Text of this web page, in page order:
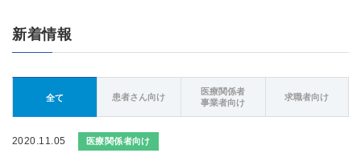
新着情報
全て 患者さん向け
医療関係者
事業者向け
求職者向け
2020.11.05 医療関係者向け